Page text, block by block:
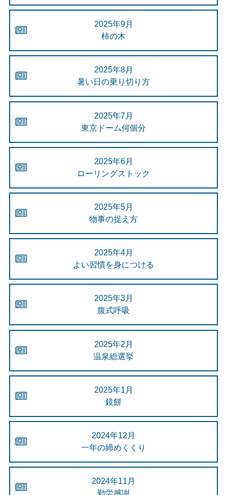
2025年9月
柿の木
2025年8月
暑い日の乗り切り方
2025年7月
東京ドーム何個分
2025年6月
ローリングストック
2025年5月
物事の捉え方
2025年4月
よい習慣を身につける
2025年3月
腹式呼吸
2025年2月
温泉総選挙
2025年1月
鏡餅
2024年12月
一年の締めくくり
2024年11月